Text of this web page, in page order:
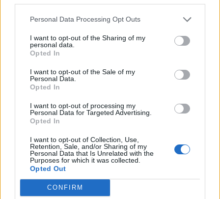
Personal Data Processing Opt Outs
I want to opt-out of the Sharing of my
personal data.
Opted In
I want to opt-out of the Sale of my
Personal Data.
Opted In
I want to opt-out of processing my
Personal Data for Targeted Advertising.
Opted In
I want to opt-out of Collection, Use,
Retention, Sale, and/or Sharing of my
Personal Data that Is Unrelated with the
Purposes for which it was collected.
Opted Out
CONFIRM